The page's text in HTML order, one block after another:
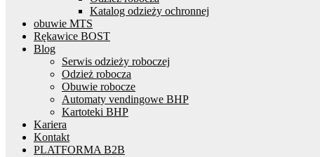
Katalog odzieży ochronnej
obuwie MTS
Rękawice BOST
Blog
Serwis odzieży roboczej
Odzież robocza
Obuwie robocze
Automaty vendingowe BHP
Kartoteki BHP
Kariera
Kontakt
PLATFORMA B2B